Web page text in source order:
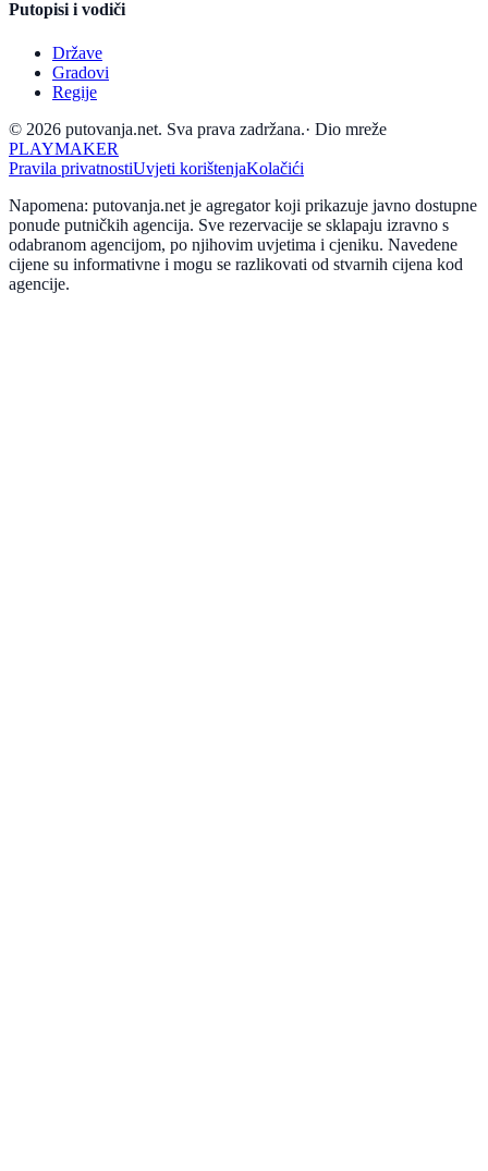
Putopisi i vodiči
Države
Gradovi
Regije
© 2026 putovanja.net. Sva prava zadržana.· Dio mreže
PLAYMAKER
Pravila privatnostiUvjeti korištenjaKolačići
Napomena: putovanja.net je agregator koji prikazuje javno dostupne
ponude putničkih agencija. Sve rezervacije se sklapaju izravno s
odabranom agencijom, po njihovim uvjetima i cjeniku. Navedene
cijene su informativne i mogu se razlikovati od stvarnih cijena kod
agencije.